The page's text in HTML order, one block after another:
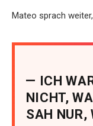
Mateo sprach
— ICH
NICHT,
SAH NUR,